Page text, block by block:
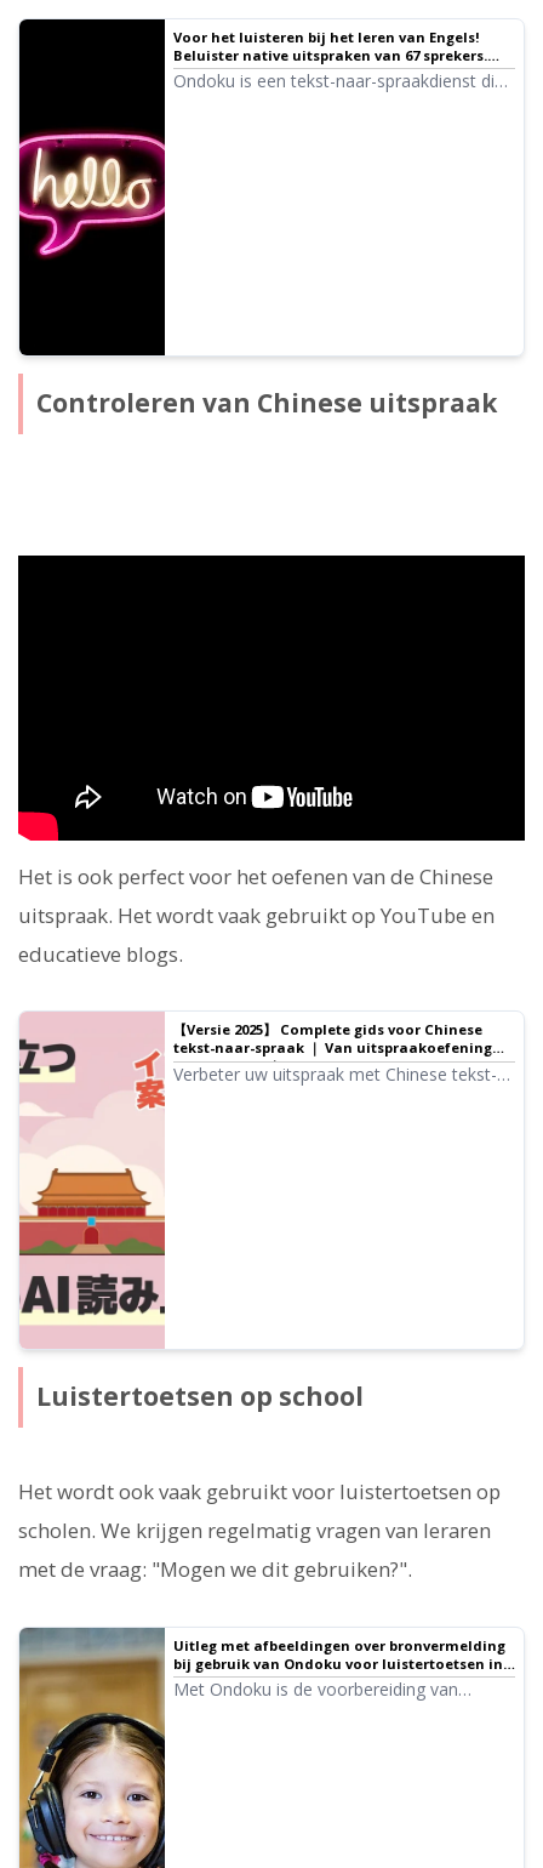
Voor het luisteren bij het leren van Engels!
Beluister native uitspraken van 67 sprekers.
Stemmen van vrouwen, mannen, meisjes en
jongens! ｜ Tekst-naar-spraak software
Ondoku is een tekst-naar-spraakdienst die
Controleren van Chinese uitspraak
Het is ook perfect voor het oefenen van de Chinese
uitspraak. Het wordt vaak gebruikt op YouTube en
educatieve blogs.
【Versie 2025】 Complete gids voor Chinese
tekst-naar-spraak ｜ Van uitspraakoefening
tot toerisme ｜ Tekst-naar-spraak software
Ondoku
Verbeter uw uitspraak met Chinese tekst-
Luistertoetsen op school
Het wordt ook vaak gebruikt voor luistertoetsen op
scholen. We krijgen regelmatig vragen van leraren
met de vraag: "Mogen we dit gebruiken?".
Uitleg met afbeeldingen over bronvermelding
bij gebruik van Ondoku voor luistertoetsen in
het onderwijs ｜ Tekst-naar-spraak software
Ondoku
Met Ondoku is de voorbereiding van